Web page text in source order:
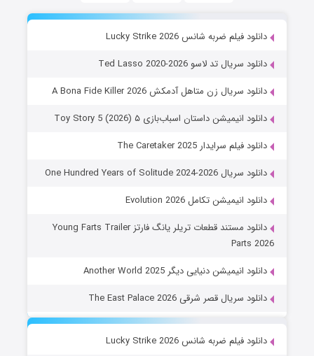
دانلود فیلم ضربه شانس Lucky Strike 2026
دانلود سریال تد لاسو Ted Lasso 2020-2026
دانلود سریال زن متاهل آدمکش A Bona Fide Killer 2026
دانلود انیمیشن داستان اسباب‌بازی ۵ Toy Story 5 (2026)
دانلود فیلم سرایدار The Caretaker 2025
دانلود سریال One Hundred Years of Solitude 2024-2026
دانلود انیمیشن تکامل Evolution 2026
دانلود مستند قطعات تریلر یانگ فارتز Young Farts Trailer
Parts 2026
دانلود انیمیشن دنیایی دیگر Another World 2025
دانلود سریال قصر شرقی The East Palace 2026
دانلود فیلم ضربه شانس Lucky Strike 2026